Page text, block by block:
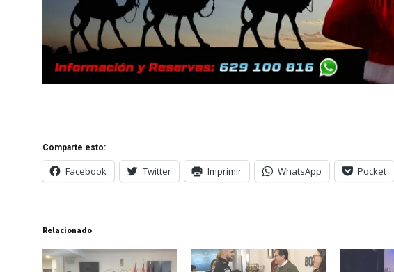
Comparte esto:
Facebook Twitter Imprimir WhatsApp Pocket
Relacionado